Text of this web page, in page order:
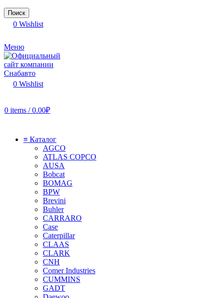
Поиск
0 Wishlist
Меню
0 Wishlist
0 items / 0.00₽
≡ Каталог
AGCO
ATLAS COPCO
AUSA
Bobcat
BOMAG
BPW
Brevini
Buhler
CARRARO
Case
Caterpillar
CLAAS
CLARK
CNH
Comer Industries
CUMMINS
GADT